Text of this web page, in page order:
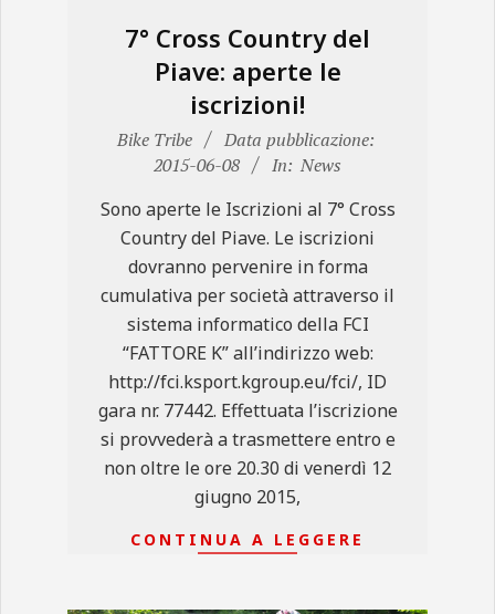
7° Cross Country del
Piave: aperte le
iscrizioni!
2015-
Bike Tribe
Data pubblicazione:
2015-06-08
In: News
Sono aperte le Iscrizioni al 7° Cross
Country del Piave. Le iscrizioni
dovranno pervenire in forma
cumulativa per società attraverso il
sistema informatico della FCI
“FATTORE K” all’indirizzo web:
http://fci.ksport.kgroup.eu/fci/, ID
gara nr. 77442. Effettuata l’iscrizione
si provvederà a trasmettere entro e
non oltre le ore 20.30 di venerdì 12
giugno 2015,
CONTINUA A LEGGERE